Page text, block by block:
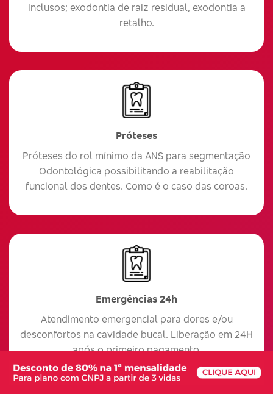
inclusos; exodontia de raiz residual, exodontia a
retalho.
Próteses
Próteses do rol mínimo da ANS para segmentação
Odontológica possibilitando a reabilitação
funcional dos dentes. Como é o caso das coroas.
Emergências 24h
Atendimento emergencial para dores e/ou
desconfortos na cavidade bucal. Liberação em 24H
após o primeiro pagamento.